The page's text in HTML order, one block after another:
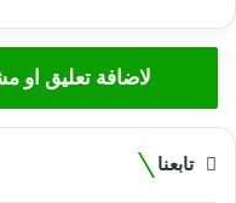
لاضافة تعليق او
تابعنا